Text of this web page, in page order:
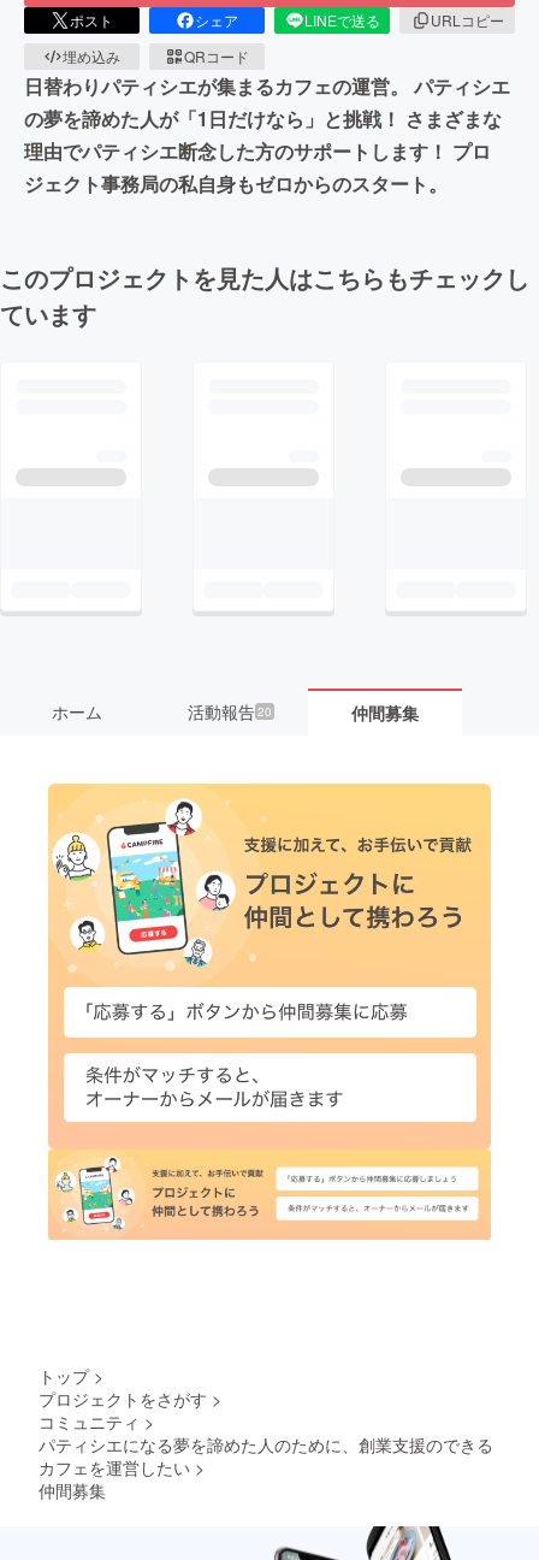
ポスト シェア LINEで送る
URLコピー
埋め込み
QRコード
日替わりパティシエが集まるカフェの運営。 パティシエ
の夢を諦めた人が「1日だけなら」と挑戦！ さまざまな
理由でパティシエ断念した方のサポートします！ プロ
ジェクト事務局の私自身もゼロからのスタート。
このプロジェクトを見た人はこちらもチェックし
ています
ホーム 活動報告20 仲間募集
トップ >
プロジェクトをさがす >
コミュニティ >
パティシエになる夢を諦めた人のために、創業支援のできる
カフェを運営したい >
仲間募集